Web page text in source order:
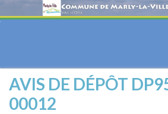
AVIS DE DÉPÔT
00012